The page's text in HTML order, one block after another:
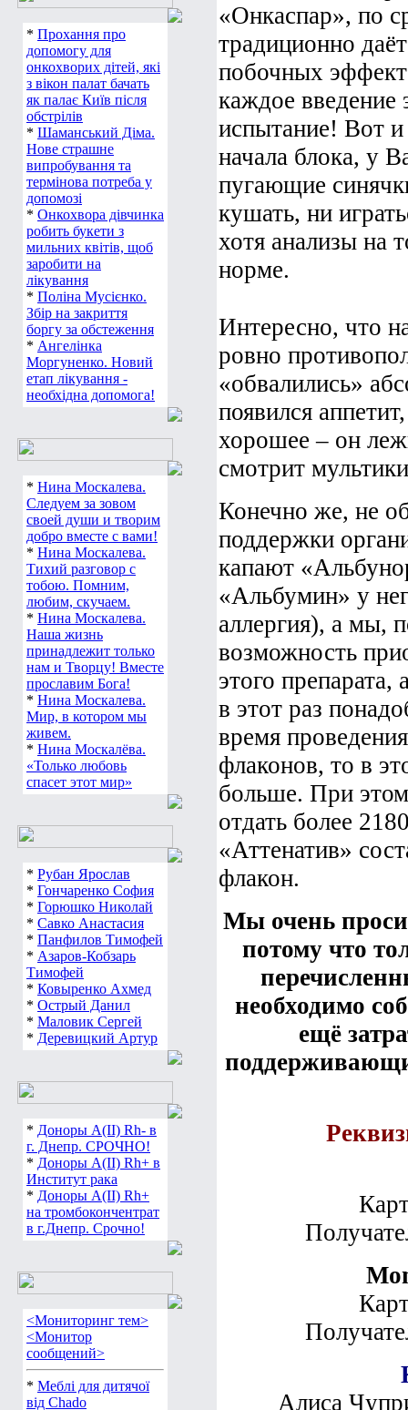
* Прохання про
допомогу для
онкохворих дітей, які
з вікон палат бачать
як палає Київ після
обстрілів
* Шаманський Діма.
Нове страшне
випробування та
термінова потреба у
допомозі
* Онкохвора дівчинка
робить букети з
мильних квітів, щоб
заробити на
лікування
* Поліна Мусієнко.
Збір на закриття
боргу за обстеження
* Ангелінка
Моргуненко. Новий
етап лікування -
необхідна допомога!
* Нина Москалева.
Следуем за зовом
своей души и творим
добро вместе с вами!
* Нина Москалева.
Тихий разговор с
тобою. Помним,
любим, скучаем.
* Нина Москалева.
Наша жизнь
принадлежит только
нам и Творцу! Вместе
прославим Бога!
* Нина Москалева.
Мир, в котором мы
живем.
* Нина Москалёва.
«Только любовь
спасет этот мир»
* Рубан Ярослав
* Гончаренко София
* Горюшко Николай
* Савко Анастасия
* Панфилов Тимофей
* Азаров-Кобзарь
Тимофей
* Ковыренко Ахмед
* Острый Данил
* Маловик Сергей
* Деревицкий Артур
* Доноры А(ІІ) Rh- в
г. Днепр. СРОЧНО!
* Доноры А(ІІ) Rh+ в
Институт рака
* Доноры А(ІІ) Rh+
на тромбокончентрат
в г.Днепр. Срочно!
<Мониторинг тем>
<Монитор
сообщений>
* Меблі для дитячої
від Chado
«Онкаспар», по
традиционно
побочных
каждое введение
испытание! Вот и
начала блока, у
пугающие
кушать, ни
хотя анализы на
норме.
Интересно, что
ровно
«обвалились»
появился
хорошее – он
смотрит
Конечно же, не
поддержки
капают
«Альбумин» у
аллергия), а мы,
возможность
этого
в этот раз
время
флаконов, то в
больше. При
отдать более
«Аттенатив»
флакон.
Мы очень
потому что
необходимо
ещё
Алиса